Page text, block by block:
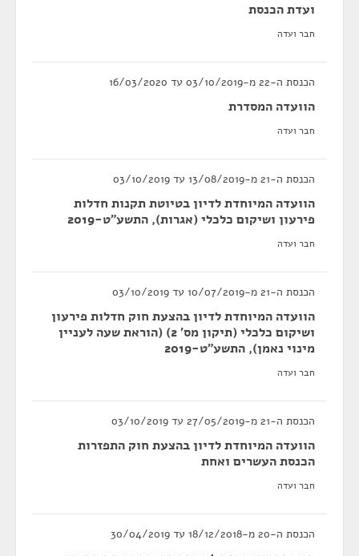
ועדת הכנסת
חבר ועדה
הכנסת ה-22 מ-03/10/2019 עד 16/03/2020
הוועדה המסדרת
חבר ועדה
הכנסת ה-21 מ-13/08/2019 עד 03/10/2019
הוועדה המיוחדת לדיון בטיוטת תקנות חדלות
פירעון ושיקום כלכלי (אגרות), התשע"ט-2019
חבר ועדה
הכנסת ה-21 מ-10/07/2019 עד 03/10/2019
הוועדה המיוחדת לדיון בהצעת חוק חדלות פירעון
ושיקום כלכלי (תיקון מס' 2) (הוראת שעה לעניין
מינוי נאמן), התשע"ט-2019
חבר ועדה
הכנסת ה-21 מ-27/05/2019 עד 03/10/2019
הוועדה המיוחדת לדיון בהצעת חוק התפזרות
הכנסת העשרים ואחת
חבר ועדה
הכנסת ה-20 מ-18/12/2018 עד 30/04/2019